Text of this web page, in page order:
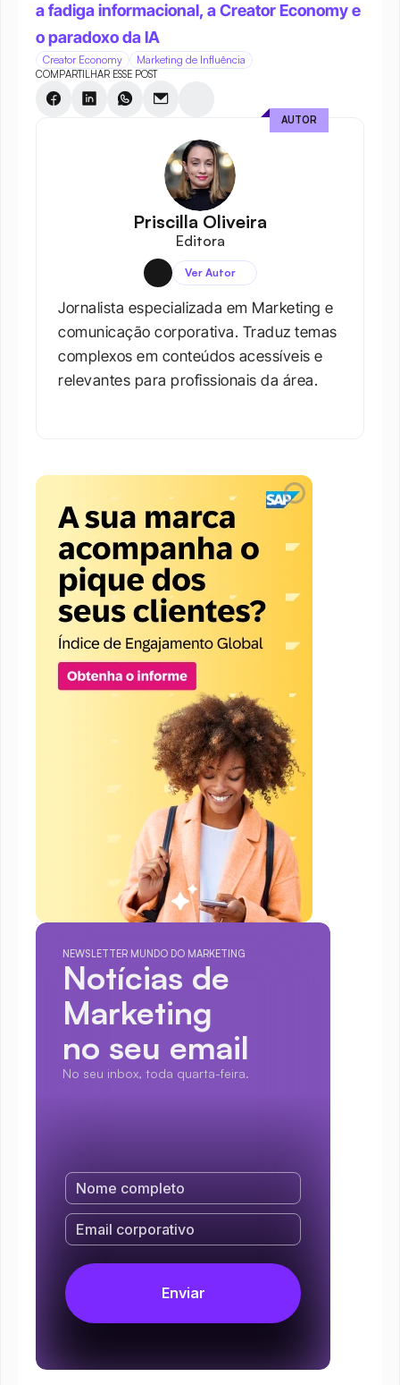
a fadiga informacional, a Creator Economy e
o paradoxo da IA
Creator Economy Marketing de Influência
COMPARTILHAR ESSE POST
Priscilla Oliveira
Editora
Ver Autor
Jornalista especializada em Marketing e
comunicação corporativa. Traduz temas
complexos em conteúdos acessíveis e
relevantes para profissionais da área.​
AUTOR
NEWSLETTER MUNDO DO MARKETING
Notícias de
Marketing
no seu email
No seu inbox, toda quarta-feira.